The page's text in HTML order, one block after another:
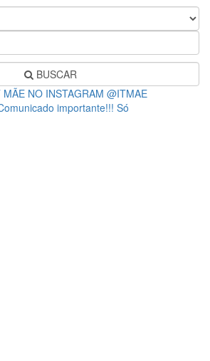
BUSCAR
NO INSTAGRAM @ITMAE
importante!!! Só